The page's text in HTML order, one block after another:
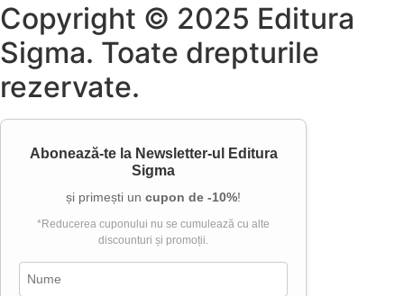
Copyright © 2025 Editura
Sigma. Toate drepturile
rezervate.
Abonează-te la Newsletter-ul Editura
Sigma
și primești un cupon de -10%!
*Reducerea cuponului nu se cumulează cu alte
discounturi și promoții.